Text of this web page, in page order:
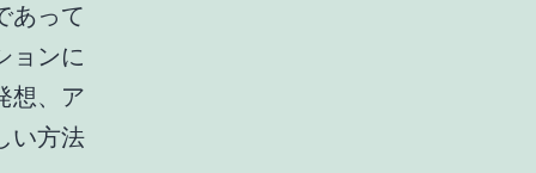
あって
ョンに
想、ア
い方法